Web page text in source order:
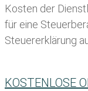
Kosten der
für eine
Steuererklärung
KOSTENLOSE